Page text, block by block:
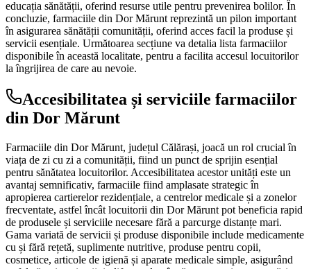
educația sănătății, oferind resurse utile pentru prevenirea bolilor. În
concluzie, farmaciile din Dor Mărunt reprezintă un pilon important
în asigurarea sănătății comunității, oferind acces facil la produse și
servicii esențiale. Următoarea secțiune va detalia lista farmaciilor
disponibile în această localitate, pentru a facilita accesul locuitorilor
la îngrijirea de care au nevoie.
Accesibilitatea și serviciile farmaciilor
din Dor Mărunt
Farmaciile din Dor Mărunt, județul Călărași, joacă un rol crucial în
viața de zi cu zi a comunității, fiind un punct de sprijin esențial
pentru sănătatea locuitorilor. Accesibilitatea acestor unități este un
avantaj semnificativ, farmaciile fiind amplasate strategic în
apropierea cartierelor rezidențiale, a centrelor medicale și a zonelor
frecventate, astfel încât locuitorii din Dor Mărunt pot beneficia rapid
de produsele și serviciile necesare fără a parcurge distanțe mari.
Gama variată de servicii și produse disponibile include medicamente
cu și fără rețetă, suplimente nutritive, produse pentru copii,
cosmetice, articole de igienă și aparate medicale simple, asigurând